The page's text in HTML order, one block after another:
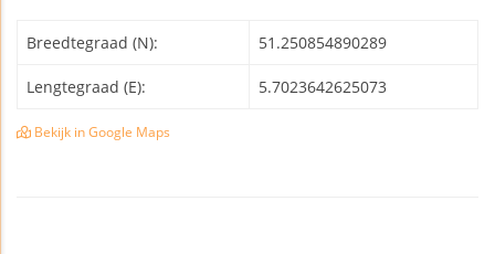
Breedtegraad (N): 51.250854890289
Lengtegraad (E): 5.7023642625073
Bekijk in Google Maps